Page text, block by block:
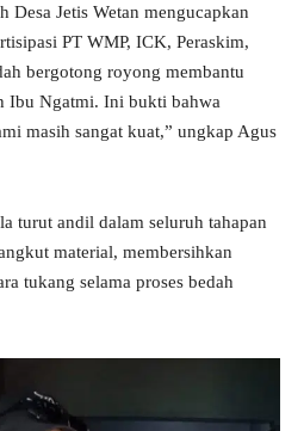
Desa Jetis Wetan mengucapkan
PT WMP, ICK, Peraskim,
bergotong royong membantu
Ibu Ngatmi. Ini bukti bahwa
masih sangat kuat,” ungkap Agus
turut andil dalam seluruh tahapan
material, membersihkan
tukang selama proses bedah